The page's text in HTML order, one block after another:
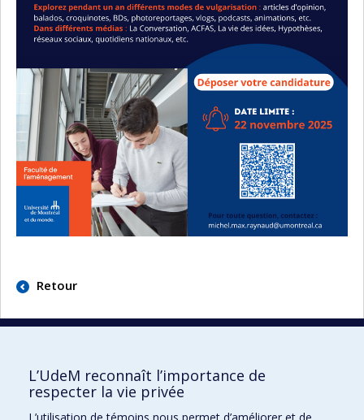
Retour
École de design
L’UdeM reconnaît l’importance de
respecter la vie privée
L’utilisation de témoins nous permet d’améliorer et de